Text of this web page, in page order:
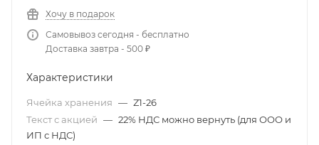
Хочу в подарок
Самовывоз сегодня - бесплатно
Доставка завтра - 500 ₽
Характеристики
Ячейка хранения — Z1-26
Текст с акцией — 22% НДС можно вернуть (для ООО и
ИП с НДС)